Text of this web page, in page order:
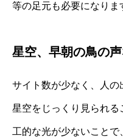
等の足元も必要になりま
星空、早朝の鳥の
サイト数が少なく、人
星空をじっくり見られる
工的な光が少ないことで